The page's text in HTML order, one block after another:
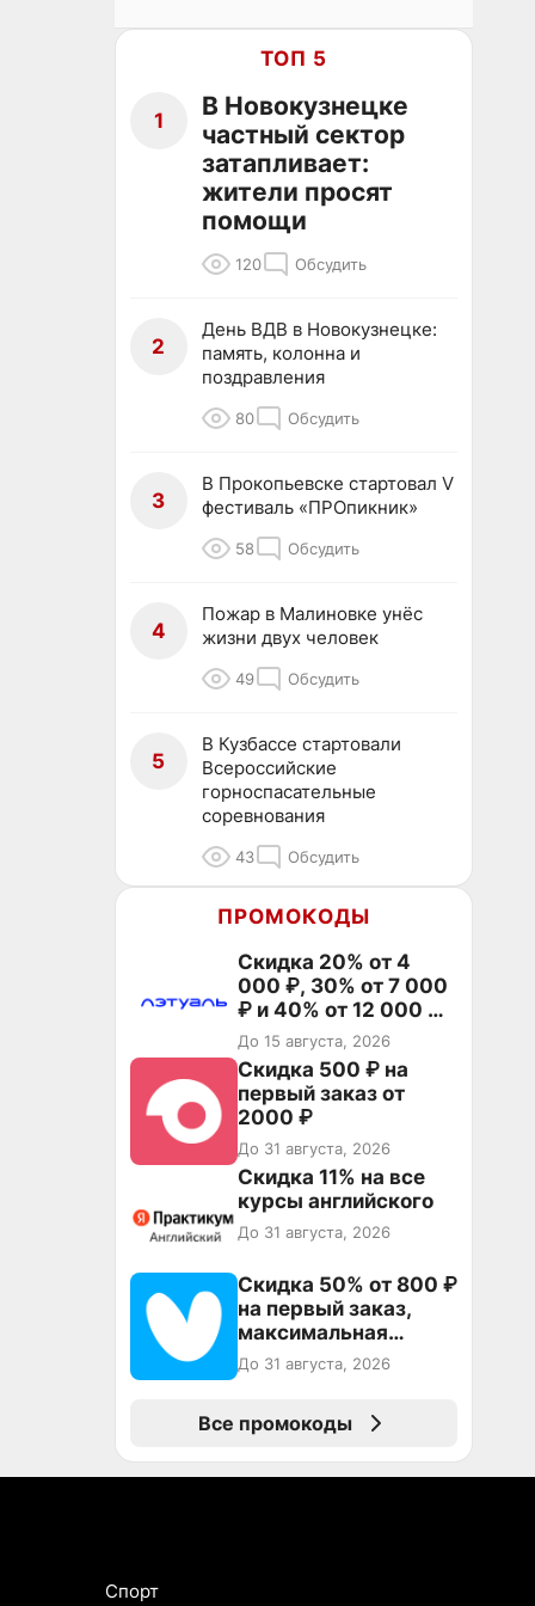
ТОП 5
1
В Новокузнецке
частный сектор
затапливает:
жители просят
помощи
120 Обсудить
2
День ВДВ в Новокузнецке:
память, колонна и
поздравления
80 Обсудить
3
В Прокопьевске стартовал V
фестиваль «ПРОпикник»
58 Обсудить
4
Пожар в Малиновке унёс
жизни двух человек
49 Обсудить
5
В Кузбассе стартовали
Всероссийские
горноспасательные
соревнования
43 Обсудить
ПРОМОКОДЫ
Скидка 20% от 4
000 ₽, 30% от 7 000
₽ и 40% от 12 000 ₽
на первый и все
повторные заказы по
промокоду ТРЕНД
До 15 августа, 2026
Скидка 500 ₽ на
первый заказ от
2000 ₽
До 31 августа, 2026
Скидка 11% на все
курсы английского
До 31 августа, 2026
Скидка 50% от 800 ₽
на первый заказ,
максимальная
скидка 600 ₽
До 31 августа, 2026
Все промокоды
Спорт